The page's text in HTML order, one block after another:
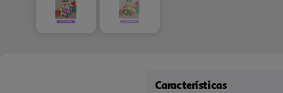
Características